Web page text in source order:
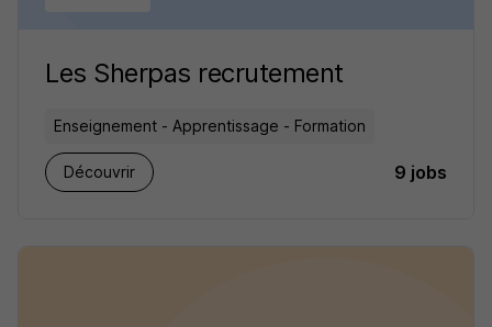
Les Sherpas recrutement
Enseignement - Apprentissage - Formation
Découvrir 9 jobs